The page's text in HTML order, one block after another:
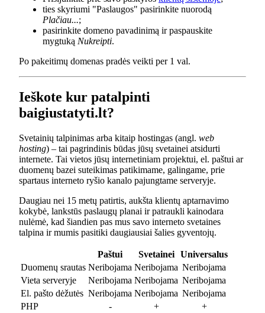
ties skyriumi "Paslaugos" pasirinkite nuorodą
Plačiau...;
pasirinkite domeno pavadinimą ir paspauskite
mygtuką Nukreipti.
Po pakeitimų domenas pradės veikti per 1 val.
Ieškote kur patalpinti
baigiustatyti.lt?
Svetainių talpinimas arba kitaip hostingas (angl. web
hosting) – tai pagrindinis būdas jūsų svetainei atsidurti
internete. Tai vietos jūsų internetiniam projektui, el. paštui ar
duomenų bazei suteikimas patikimame, galingame, prie
spartaus interneto ryšio kanalo pajungtame serveryje.
Daugiau nei 15 metų patirtis, aukšta klientų aptarnavimo
kokybė, lankstūs paslaugų planai ir patraukli kainodara
nulėmė, kad šiandien pas mus savo interneto svetaines
talpina ir mumis pasitiki daugiausiai šalies gyventojų.
Paštui Svetainei
Universalus
Duomenų srautas Neribojama Neribojama Neribojama
Vieta serveryje
Neribojama Neribojama Neribojama
El. pašto dėžutės Neribojama Neribojama Neribojama
PHP
- +
+